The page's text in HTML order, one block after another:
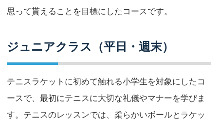
思って貰えることを目標にしたコースです。
ジュニアクラス（平日・週末）
テニスラケットに初めて触れる小学生を対象にしたコ
ースで、最初にテニスに大切な礼儀やマナーを学びま
す。テニスのレッスンでは、柔らかいボールとラケッ